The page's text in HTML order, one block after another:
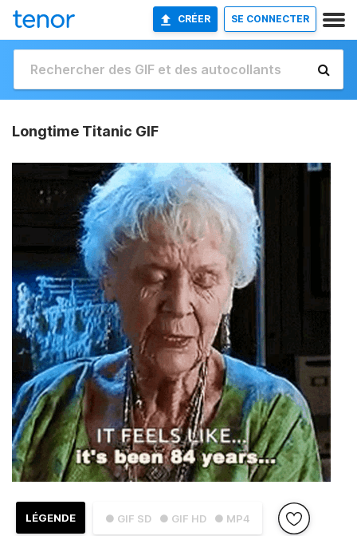
CRÉER SE CONNECTER
Longtime Titanic GIF
● GIF SD ● GIF HD ● MP4
LÉGENDE